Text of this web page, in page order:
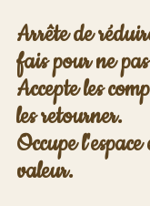
Arrête de
fais pour ne
Accepte les
les retourner.
Occupe
valeur.